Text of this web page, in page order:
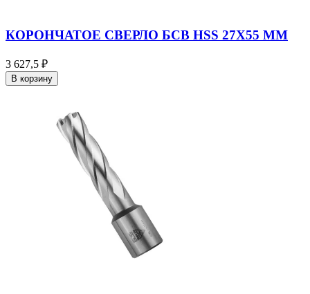
КОРОНЧАТОЕ СВЕРЛО БСВ HSS 27X55 ММ
3 627,5 ₽
В корзину